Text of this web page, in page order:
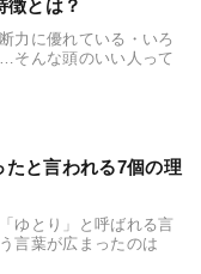
徴とは？
力に優れている・いろ
そんな頭のいい人って
と言われる7個の理
ゆとり」と呼ばれる言
言葉が広まったのは